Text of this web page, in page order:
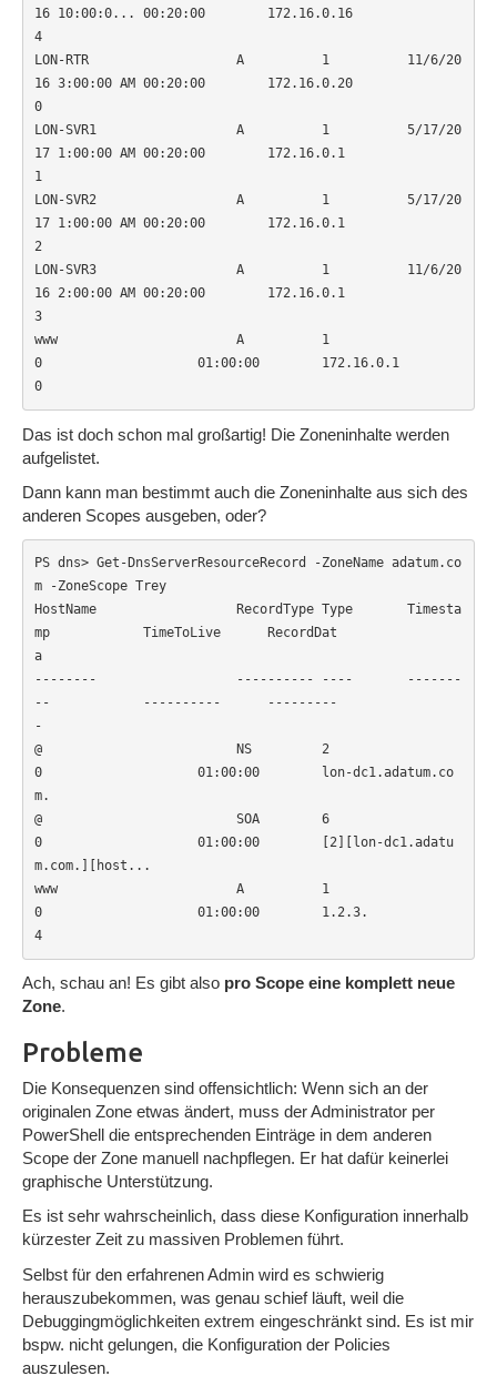
16 10:00:0... 00:20:00        172.16.0.16
4
LON-RTR                   A          1          11/6/20
16 3:00:00 AM 00:20:00        172.16.0.20
0
LON-SVR1                  A          1          5/17/20
17 1:00:00 AM 00:20:00        172.16.0.1
1
LON-SVR2                  A          1          5/17/20
17 1:00:00 AM 00:20:00        172.16.0.1
2
LON-SVR3                  A          1          11/6/20
16 2:00:00 AM 00:20:00        172.16.0.1
3
www                       A          1
0                    01:00:00        172.16.0.1
0
Das ist doch schon mal großartig! Die Zoneninhalte werden
aufgelistet.
Dann kann man bestimmt auch die Zoneninhalte aus sich des
anderen Scopes ausgeben, oder?
PS dns> Get-DnsServerResourceRecord -ZoneName adatum.co
m -ZoneScope Trey
HostName                  RecordType Type       Timesta
mp            TimeToLive      RecordDat
a
--------                  ---------- ----       -------
--            ----------      ---------
-
@                         NS         2
0                    01:00:00        lon-dc1.adatum.co
m.
@                         SOA        6
0                    01:00:00        [2][lon-dc1.adatu
m.com.][host...
www                       A          1
0                    01:00:00        1.2.3.
4
Ach, schau an! Es gibt also pro Scope eine komplett neue
Zone.
Probleme
Die Konsequenzen sind offensichtlich: Wenn sich an der
originalen Zone etwas ändert, muss der Administrator per
PowerShell die entsprechenden Einträge in dem anderen
Scope der Zone manuell nachpflegen. Er hat dafür keinerlei
graphische Unterstützung.
Es ist sehr wahrscheinlich, dass diese Konfiguration innerhalb
kürzester Zeit zu massiven Problemen führt.
Selbst für den erfahrenen Admin wird es schwierig
herauszubekommen, was genau schief läuft, weil die
Debuggingmöglichkeiten extrem eingeschränkt sind. Es ist mir
bspw. nicht gelungen, die Konfiguration der Policies
auszulesen.